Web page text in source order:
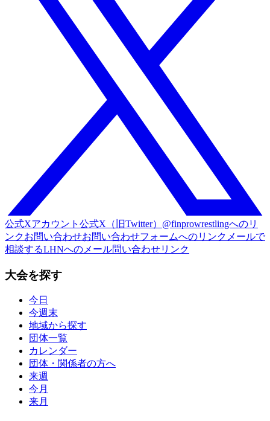
公式Xアカウント 公式X（旧Twitter）@finprowrestlingへのリ
ンクお問い合わせお問い合わせフォームへのリンク メールで
相談するLHNへのメール問い合わせリンク
大会を探す
今日
今週末
地域から探す
団体一覧
カレンダー
団体・関係者の方へ
来週
今月
来月